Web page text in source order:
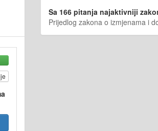
Sa 166 pitanja najaktivniji
Prijedlog zakona o izmjenama i